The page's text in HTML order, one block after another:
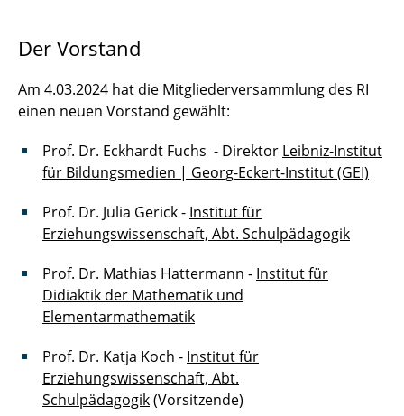
QLB
Rund ums Institut
Team
Der Vorstand
Am 4.03.2024 hat die Mitgliederversammlung des RI
einen neuen Vorstand gewählt:
Prof. Dr. Eckhardt Fuchs - Direktor Leibniz-Institut
für Bildungsmedien | Georg-Eckert-Institut (GEI)
Prof. Dr. Julia Gerick - Institut für
Erziehungswissenschaft, Abt. Schulpädagogik
Prof. Dr. Mathias Hattermann - Institut für
Didiaktik der Mathematik und
Elementarmathematik
Prof. Dr. Katja Koch - Institut für
Erziehungswissenschaft, Abt.
Schulpädagogik(Vorsitzende)